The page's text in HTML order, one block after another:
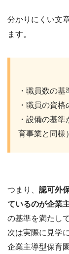
分かりにくい文
ます。
・職員数の
・職員の資
・設備の基
育事業と同様）
つまり、 認可外
ているのが企業
の基準を満たし
次は実際に見学
企業主導型保育